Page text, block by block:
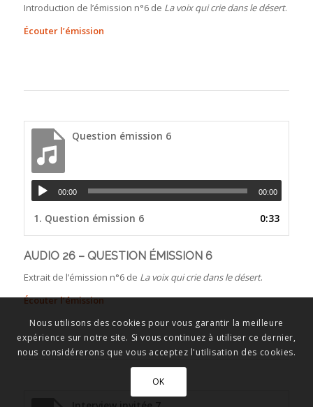
Introduction de l’émission n°6 de La voix qui crie dans le désert.
Écouter l’émission
Question émission 6
00:00 00:00
1. Question émission 6 0:33
AUDIO 26 – QUESTION ÉMISSION 6
Extrait de l’émission n°6 de La voix qui crie dans le désert.
Écouter l’émission
Nous utilisons des cookies pour vous garantir la meilleure
expérience sur notre site. Si vous continuez à utiliser ce dernier,
nous considérerons que vous acceptez l'utilisation des cookies.
OK